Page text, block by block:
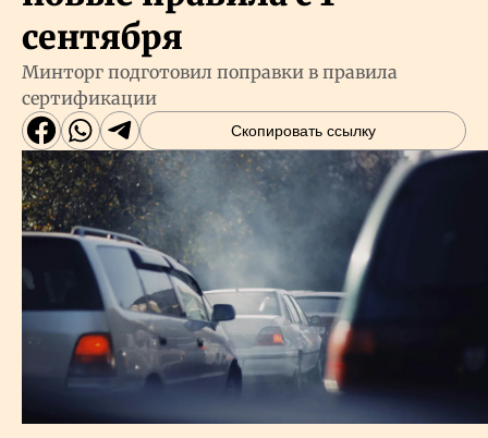
сентября
Минторг подготовил поправки в правила
сертификации
Скопировать ссылку